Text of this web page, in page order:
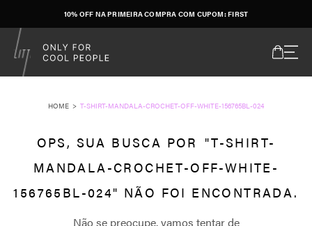
10% OFF NA PRIMEIRA COMPRA COM CUPOM: FIRST
T-SHIRT-MANDALA-CROCHET-OFF-WHITE-156765BL-024
T-SHIRT-
MANDALA-CROCHET-OFF-WHITE-
156765BL-024